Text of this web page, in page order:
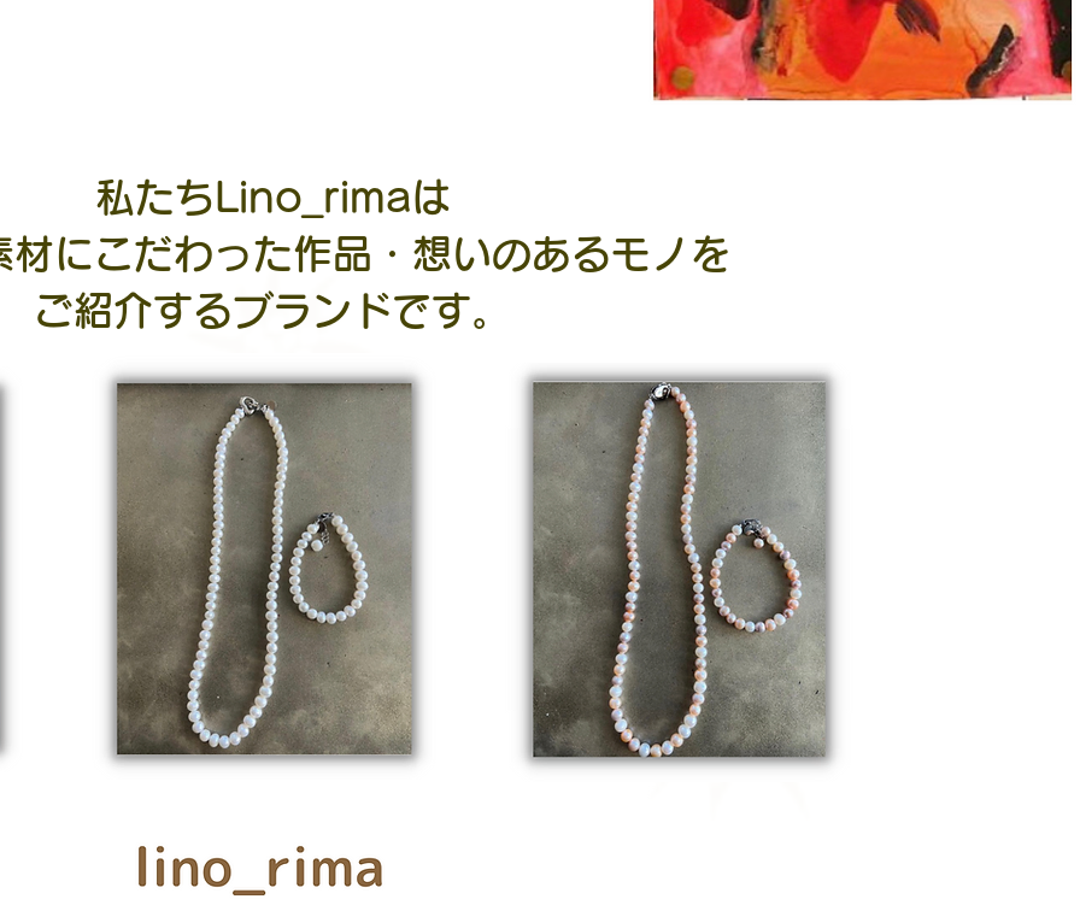
​私たちLino_rimaは
材にこだわった作品・想いのあるモノを
​ご紹介するブランドです。